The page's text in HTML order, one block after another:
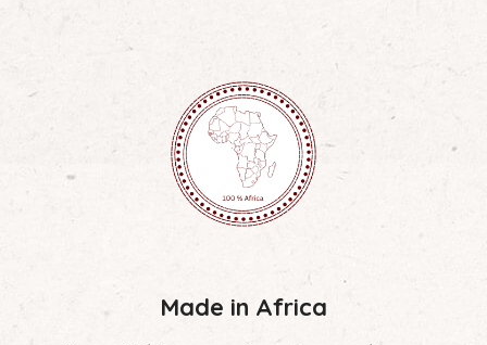
Made in Africa